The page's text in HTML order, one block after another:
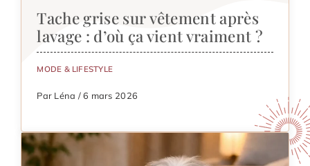
Tache grise sur vêtement après
lavage : d’où ça vient vraiment ?
MODE & LIFESTYLE
Par Léna / 6 mars 2026